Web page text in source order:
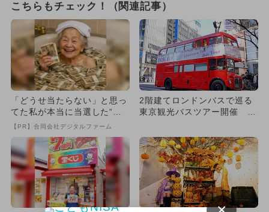
こちらもチェック！（関連記事）
「どうせ当たらない」と思っ
てた私が本当に当選した“買
い方”がこれ
【PR】合同会社デジタルファーム
2階建てロンドンバスで巡る
東京観光バスツアー開催 ア